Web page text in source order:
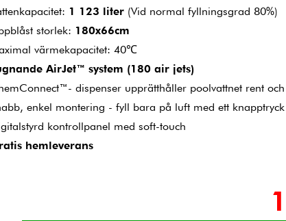
1 123 liter(Vid normal fyllningsgrad 80%)
storlek: 180x66cm
värmekapacitet: 40℃
AirJet™ system (180 air jets)
dispenser upprätthåller poolvattnet rent
enkel montering - fyll bara på luft med ett knapptryck
kontrollpanel med soft-touch
hemleverans